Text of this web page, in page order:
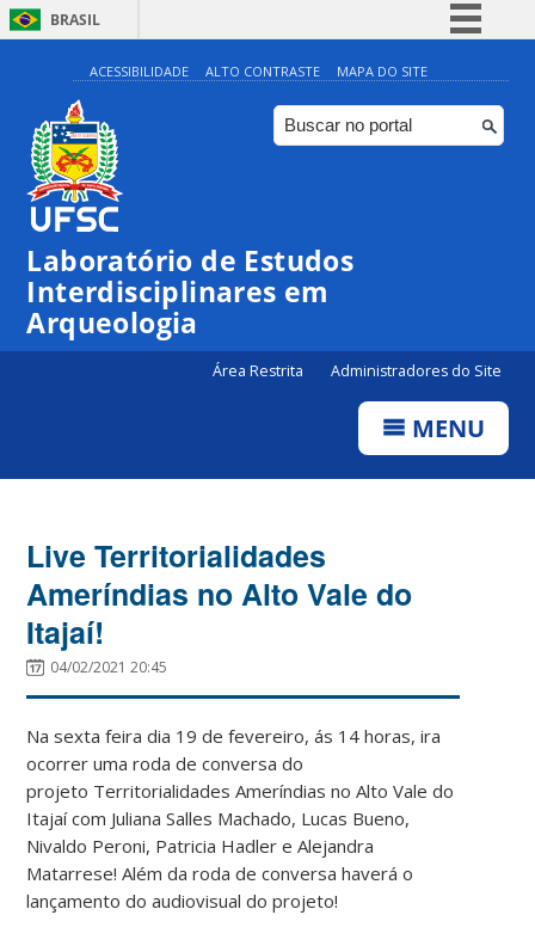
BRASIL
Simplifique!
Comunica BR
Participe
ACESSIBILIDADE ALTO CONTRASTE MAPA DO SITE
Laboratório de Estudos
Interdisciplinares em
Arqueologia
Área Restrita Administradores do Site
MENU
Live Territorialidades
Ameríndias no Alto Vale do
Itajaí!
04/02/2021 20:45
Na sexta feira dia 19 de fevereiro, ás 14 horas, ira
ocorrer uma roda de conversa do
projeto Territorialidades Ameríndias no Alto Vale do
Itajaí com Juliana Salles Machado, Lucas Bueno,
Nivaldo Peroni, Patricia Hadler e Alejandra
Matarrese! Além da roda de conversa haverá o
lançamento do audiovisual do projeto!